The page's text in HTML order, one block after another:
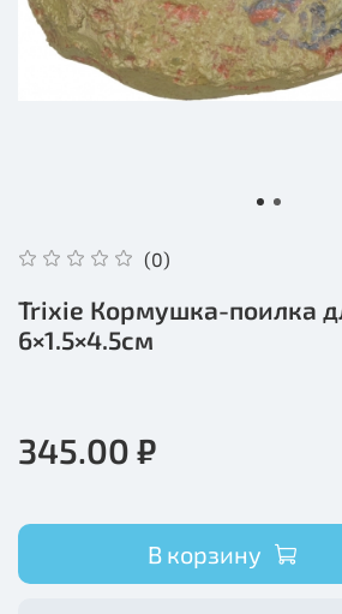
(0)
Trixie Кормушка-поилка
6×1.5×4.5см
345.00 ₽
В корзину